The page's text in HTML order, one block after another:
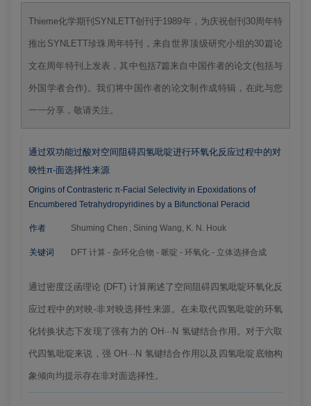
Thieme化学期刊SYNLETT创刊于1989年，为庆祝创刊30周年特
推出SYNLETT珍珠周年特刊，来自世界顶级研究小组的30篇论
文在周年特刊上发表，其中包括7篇来自中国作者的论文(包括与
外国学者合作)。我们将中国作者的论文制作成特辑，在此与您
一一分享，敬请关注。
通过双功能过酸对空间阻碍四氢吡啶进行环氧化反应过程中的对
映性π-面选择性来源
Origins of Contrasteric π-Facial Selectivity in Epoxidations of
Encumbered Tetrahydropyridines by a Bifunctional Peracid
作者 Shuming Chen , Sining Wang, K. N. Houk
关键词 DFT 计算 - 杂环化合物 - 哌啶 - 环氧化 - 立体选择合成
通过密度泛函理论 (DFT) 计算阐述了空间阻碍四氢吡啶环氧化反
应过程中的对映-非对映选择性来源。在未取代四氢吡啶的环氧
化转换状态下发现了强有力的 OH···N 氢键结合作用。对于六取
代四氢吡啶来说，强 OH···N 氢键结合作用以及四氢吡啶底物构
象倾向均提示存在非对面选择性。